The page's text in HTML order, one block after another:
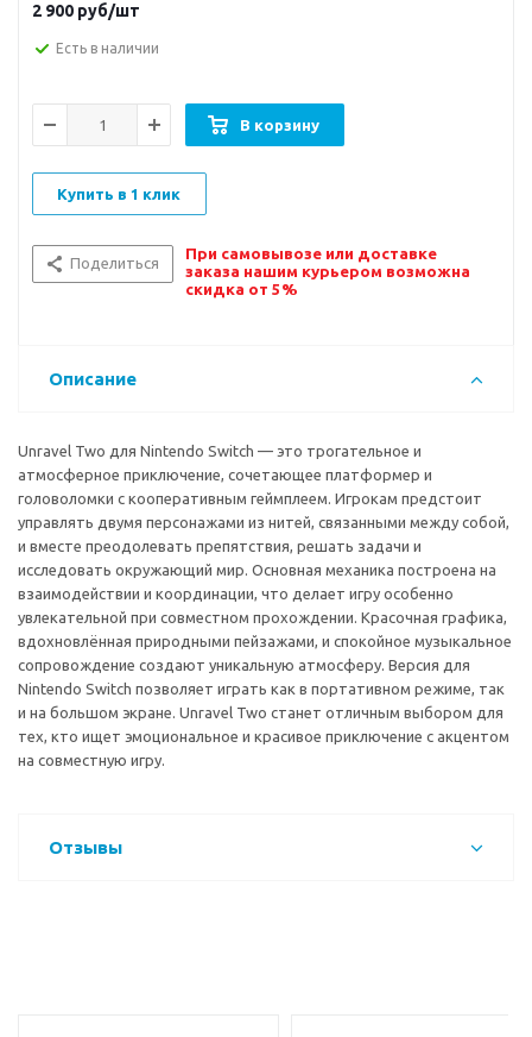
2 900 руб/шт
Есть в наличии
В корзину
Купить в 1 клик
Поделиться
При самовывозе или доставке
заказа нашим курьером возможна
скидка от 5%
Описание
Unravel Two для Nintendo Switch — это трогательное и
атмосферное приключение, сочетающее платформер и
головоломки с кооперативным геймплеем. Игрокам предстоит
управлять двумя персонажами из нитей, связанными между собой,
и вместе преодолевать препятствия, решать задачи и
исследовать окружающий мир. Основная механика построена на
взаимодействии и координации, что делает игру особенно
увлекательной при совместном прохождении. Красочная графика,
вдохновлённая природными пейзажами, и спокойное музыкальное
сопровождение создают уникальную атмосферу. Версия для
Nintendo Switch позволяет играть как в портативном режиме, так
и на большом экране. Unravel Two станет отличным выбором для
тех, кто ищет эмоциональное и красивое приключение с акцентом
на совместную игру.
Отзывы